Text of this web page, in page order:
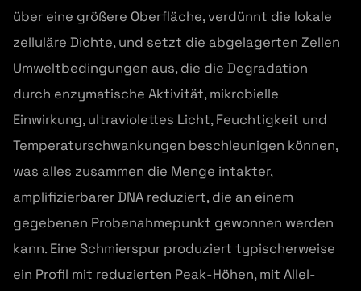
über eine größere Oberfläche, verdünnt die lokale
zelluläre Dichte, und setzt die abgelagerten Zellen
Umweltbedingungen aus, die die Degradation
durch enzymatische Aktivität, mikrobielle
Einwirkung, ultraviolettes Licht, Feuchtigkeit und
Temperaturschwankungen beschleunigen können,
was alles zusammen die Menge intakter,
amplifizierbarer DNA reduziert, die an einem
gegebenen Probenahmepunkt gewonnen werden
kann. Eine Schmierspur produziert typischerweise
ein Profil mit reduzierten Peak-Höhen, mit Allel-